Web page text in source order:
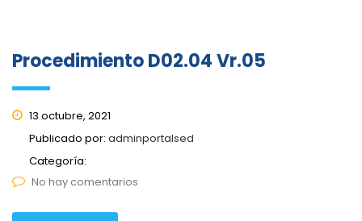
Procedimiento D02.04 Vr.05
13 octubre, 2021
Publicado por: adminportalsed
Categoría:
No hay comentarios